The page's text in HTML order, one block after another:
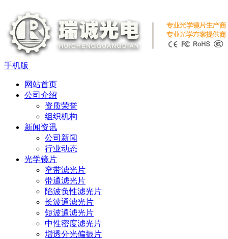
手机版
网站首页
公司介绍
资质荣誉
组织机构
新闻资讯
公司新闻
行业动态
光学镜片
窄带滤光片
带通滤光片
陷波负性滤光片
长波通滤光片
短波通滤光片
中性密度滤光片
增透分光偏振片